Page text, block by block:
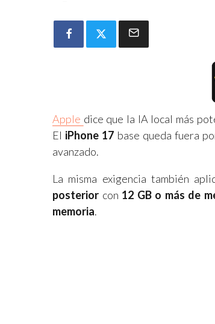
Apple dice que la IA local más
El iPhone 17 base queda fuera
avanzado.
La misma exigencia también
posterior con 12 GB o más de
memoria.